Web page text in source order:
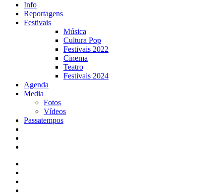
Info
Reportagens
Festivais
Música
Cultura Pop
Festivais 2022
Cinema
Teatro
Festivais 2024
Agenda
Media
Fotos
Vídeos
Passatempos